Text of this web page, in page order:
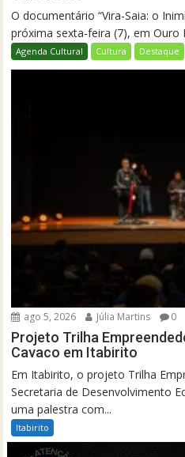
O documentário “Vira-Saia: o
próxima sexta-feira (7), em Ouro
Agenda Cultural Cultura Destaque
ago 5, 2026 Júlia Martins 0
Projeto Trilha
Cavaco em Itabirito
Em Itabirito, o projeto Trilha
Secretaria de Desenvolvimento
uma palestra com...
Itabirito